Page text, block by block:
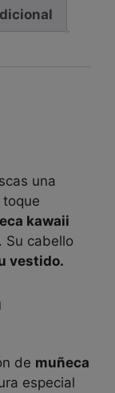
una
kawaii
Su cabello
vestido.
de muñeca
especial